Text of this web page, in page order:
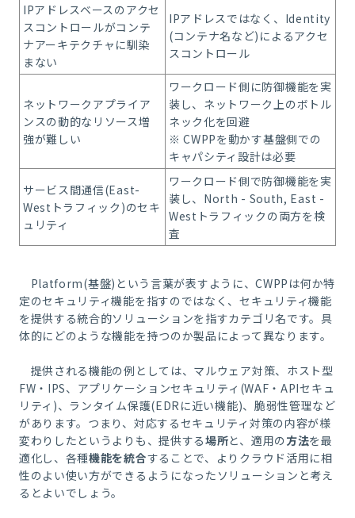
IPアドレスベースのアクセ
スコントロールがコンテ
ナアーキテクチャに馴染
まない
IPアドレスではなく、Identity
(コンテナ名など)によるアクセ
スコントロール
ネットワークアプライア
ンスの動的なリソース増
強が難しい
ワークロード側に防御機能を実
装し、ネットワーク上のボトル
ネック化を回避
※ CWPPを動かす基盤側での
キャパシティ設計は必要
サービス間通信(East-
Westトラフィック)のセキ
ュリティ
ワークロード側で防御機能を実
装し、North - South, East -
Westトラフィックの両方を検
査
Platform(基盤)という言葉が表すように、CWPPは何か特
定のセキュリティ機能を指すのではなく、セキュリティ機能
を提供する統合的ソリューションを指すカテゴリ名です。具
体的にどのような機能を持つのか製品によって異なります。
提供される機能の例としては、マルウェア対策、ホスト型
FW・IPS、アプリケーションセキュリティ(WAF・APIセキュ
リティ)、ランタイム保護(EDRに近い機能)、脆弱性管理など
があります。つまり、対応するセキュリティ対策の内容が様
変わりしたというよりも、提供する場所と、適用の 方法を最
適化し、各種機能を統合することで、よりクラウド活用に相
性のよい使い方ができるようになったソリューションと考え
るとよいでしょう。